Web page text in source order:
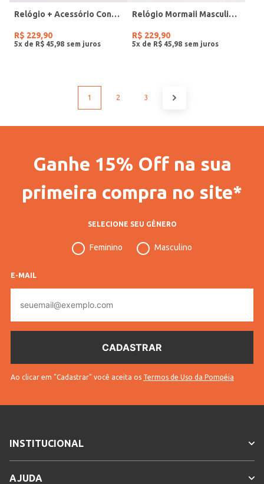
Relógio + Acessório Condor Feminino PRATA
R$ 229,90
5x de R$ 45 98
Relógio Mormaii Masculino PRETO
R$ 229,90
5x de R$ 45 98
1 2 3
Ganhe 15% Off na sua
primeira compra no site*
SELECIONE SEU GÊNERO
Feminino Masculino
E-MAIL
mail
Ao clicar em "Cadastrar" você aceita os Termos de Uso da Pompéia
INSTITUCIONAL
AJUDA